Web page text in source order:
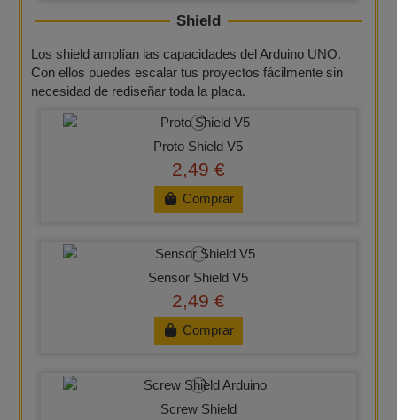
Shield
Los shield amplían las capacidades del Arduino UNO.
Con ellos puedes escalar tus proyectos fácilmente sin
necesidad de rediseñar toda la placa.
Proto Shield V5
2,49 €
Comprar
Sensor Shield V5
2,49 €
Comprar
Screw Shield